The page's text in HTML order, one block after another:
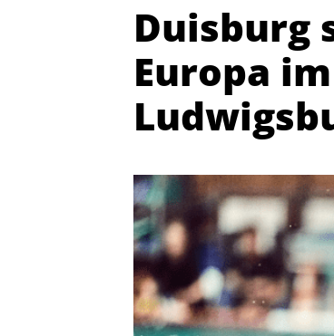
Duisburg
Europa